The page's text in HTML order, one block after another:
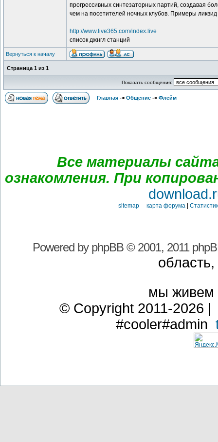
прогрессивных синтезаторных партий, создавая
чем на посетителей ночных клубов. Примеры
http://www.live365.com/index.live
список джнгл станций
Вернуться к началу
Страница 1 из 1
Показать сообщения:
Главная -> Общение -> Флейм
Все материалы
ознакомления. При
sitemap карта форума|
Powered by phpBB© 2001, 2011
мы
© Copyright 2011-2026
#cooler#admin